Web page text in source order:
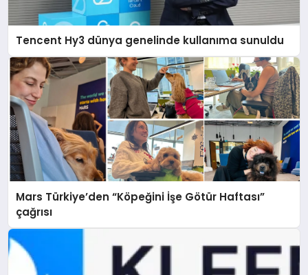
Tencent Hy3 dünya genelinde kullanıma sunuldu
Mars Türkiye’den “Köpeğini İşe Götür Haftası”
çağrısı